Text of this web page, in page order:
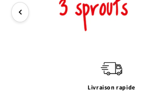
Livraison rapide